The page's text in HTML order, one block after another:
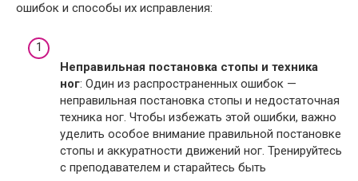
ошибок и способы их исправления:
Неправильная постановка стопы и техника
ног: Один из распространенных ошибок —
неправильная постановка стопы и недостаточная
техника ног. Чтобы избежать этой ошибки, важно
уделить особое внимание правильной постановке
стопы и аккуратности движений ног. Тренируйтесь
с преподавателем и старайтесь быть